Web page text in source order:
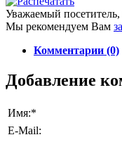
Уважаемый
Мы рекомендуем Вам
Комментарии (0)
Добавление
Имя:*
E-Mail: